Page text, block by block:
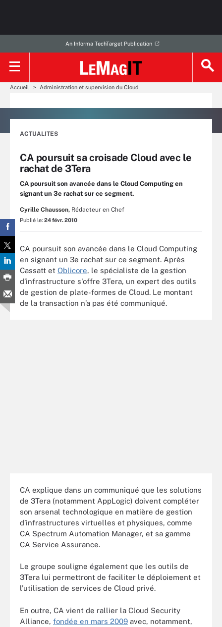
An Informa TechTarget Publication
Accueil Administration et supervision du Cloud
ACTUALITES
CA poursuit sa croisade Cloud avec le
rachat de 3Tera
CA poursuit son avancée dans le Cloud Computing en
signant un 3e rachat sur ce segment.
Cyrille Chausson, Rédacteur en Chef
Publié le: 24 févr. 2010
CA poursuit son avancée dans le Cloud Computing
en signant un 3e rachat sur ce segment. Après
Cassatt et Oblicore, le spécialiste de la gestion
d’infrastructure s'offre 3Tera, un expert des outils
de gestion de plate-formes de Cloud. Le montant
de la transaction n’a pas été communiqué.
CA explique dans un communiqué que les solutions
de 3Tera (notamment AppLogic) doivent compléter
son arsenal technologique en matière de gestion
d’infrastructures virtuelles et physiques, comme
CA Spectrum Automation Manager, et sa gamme
CA Service Assurance.
Le groupe souligne également que les outils de
3Tera lui permettront de faciliter le déploiement et
l’utilisation de services de Cloud privé.
En outre, CA vient de rallier la Cloud Security
Alliance, fondée en mars 2009 avec, notamment,